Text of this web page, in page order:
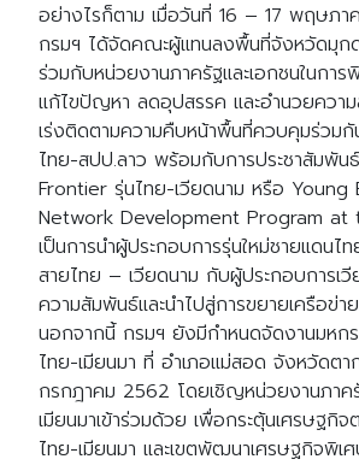
อย่างไรก็ตาม เมื่อวันที่ 16 – 17 พฤษภ
กรมฯ ได้จัดคณะผู้แทนลงพื้นที่จังหวัดมุกด
ร่วมกับหน่วยงานภาครัฐและเอกชนในกา
แก้ไขปัญหา ลดอุปสรรค และอำนวยความ
เร่งติดตามความคืบหน้าพื้นที่ควบคุมร่วมกั
ไทย-สปป.ลาว พร้อมกับการประชาสัมพัน
Frontier รุ่นไทย-เวียดนาม หรือ
Network Development Program at
เป็นการนำผู้ประกอบการรุ่นใหม่ชายแดนไท
สายไทย – เวียดนาม กับผู้ประกอบการเ
ความสัมพันธ์และนำไปสู่การขยายเครือข่
นอกจากนี้ กรมฯ ยังมีกำหนดจัดงานมหก
ไทย-เมียนมา ที่ อำเภอแม่สอด จังหวัดต
กรกฎาคม 2562 โดยเชิญหน่วยงานภาค
เมียนมาเข้าร่วมด้วย เพื่อกระตุ้นเศรษฐกิ
ไทย-เมียนมา และเขตพัฒนาเศรษฐกิจพิเ